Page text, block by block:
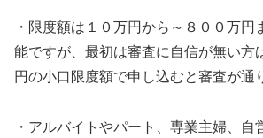
・限度額は１０万円から～８００万円
能ですが、最初は審査に自信が無い方
円の小口限度額で申し込むと審査が通
・アルバイトやパート、専業主婦、自